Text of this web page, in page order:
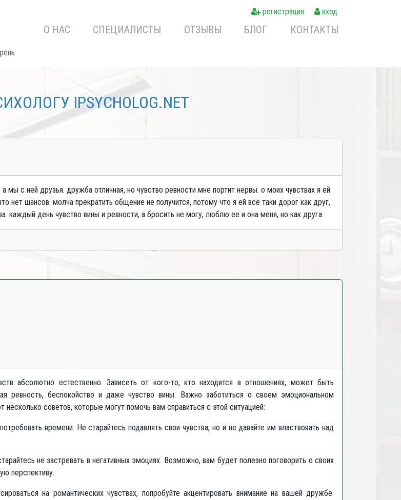
регистрация вход
О НАС СПЕЦИАЛИСТЫ ОТЗЫВЫ БЛОГ КОНТАКТЫ
IPSYCHOLOG.NET
с ней друзья. дружба отличная, но чувство ревности мне портит нервы. о моих чувствах я ей
нет шансов. молча прекратить общение не получится, потому что я ей всё таки дорог как друг,
каждый день чувство вины и ревности, а бросить не могу, люблю ее и она меня, но как друга.
абсолютно естественно. Зависеть от кого-то, кто находится в отношениях, может быть
ревность, беспокойство и даже чувство вины. Важно заботиться о своем эмоциональном
несколько советов, которые могут помочь вам справиться с этой ситуацией:
времени. Не старайтесь подавлять свои чувства, но и не давайте им властвовать над
не застревать в негативных эмоциях. Возможно, вам будет полезно поговорить о своих
перспективу.
на романтических чувствах, попробуйте акцентировать внимание на вашей дружбе.